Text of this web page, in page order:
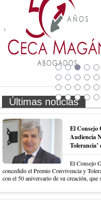
Últimas noticias
El Consejo
Audiencia
El Consejo
concedido el Premio Convivencia y
con el 50 aniversario de su creación, que